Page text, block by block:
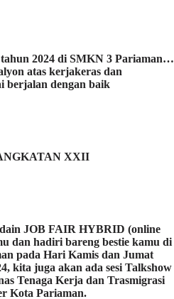
2024 di SMKN 3 Pariaman…
atas kerjakeras dan
berjalan dengan baik
XXII
JOB FAIR HYBRID (online
dan hadiri bareng bestie kamu di
pada Hari Kamis dan Jumat
kita juga akan ada sesi Talkshow
Tenaga Kerja dan Trasmigrasi
Kota Pariaman.